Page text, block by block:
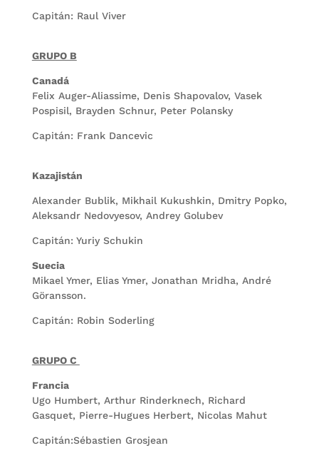
Capitán: Raul Viver
GRUPO B
Canadá
Felix Auger-Aliassime, Denis Shapovalov, Vasek
Pospisil, Brayden Schnur, Peter Polansky
Capitán: Frank Dancevic
Kazajistán
Alexander Bublik, Mikhail Kukushkin, Dmitry Popko,
Aleksandr Nedovyesov, Andrey Golubev
Capitán: Yuriy Schukin
Suecia
Mikael Ymer, Elias Ymer, Jonathan Mridha, André
Göransson.
Capitán: Robin Soderling
GRUPO C
Francia
Ugo Humbert, Arthur Rinderknech, Richard
Gasquet, Pierre-Hugues Herbert, Nicolas Mahut
Capitán:Sébastien Grosjean